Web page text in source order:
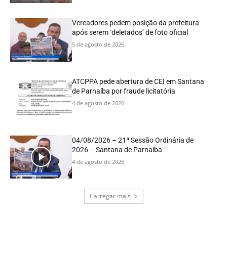
Vereadores pedem posição da prefeitura
após serem ‘deletados’ de foto oficial
5 de agosto de 2026
ATCPPA pede abertura de CEI em Santana
de Parnaíba por fraude licitatória
4 de agosto de 2026
04/08/2026 – 21ª Sessão Ordinária de
2026 – Santana de Parnaíba
4 de agosto de 2026
Carregar mais